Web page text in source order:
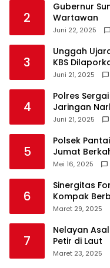
2
Gubernur
Wartawan
Juni 22, 2025
3
Unggah
KBS
Juni 21, 2025
4
Polres
Jaringan
Delivery
Juni 21, 2025
5
Polsek
Jumat
Mei 16, 2025
6
Sinergitas
Maret 29, 2025
7
Nelayan
Petir di Laut
Maret 23, 2025